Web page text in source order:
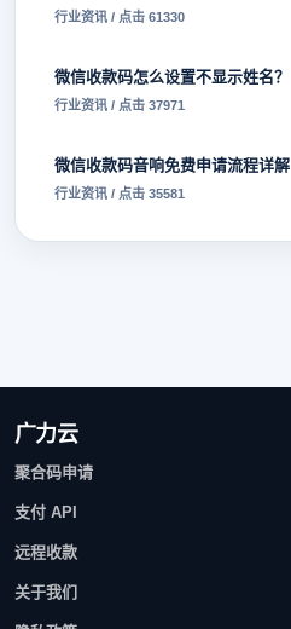
行业资讯 / 点击 61330
微信收款码怎么设置不显示姓名？
行业资讯 / 点击 37971
微信收款码音响免费申请流程详解
行业资讯 / 点击 35581
广力云
聚合码申请
支付 API
远程收款
关于我们